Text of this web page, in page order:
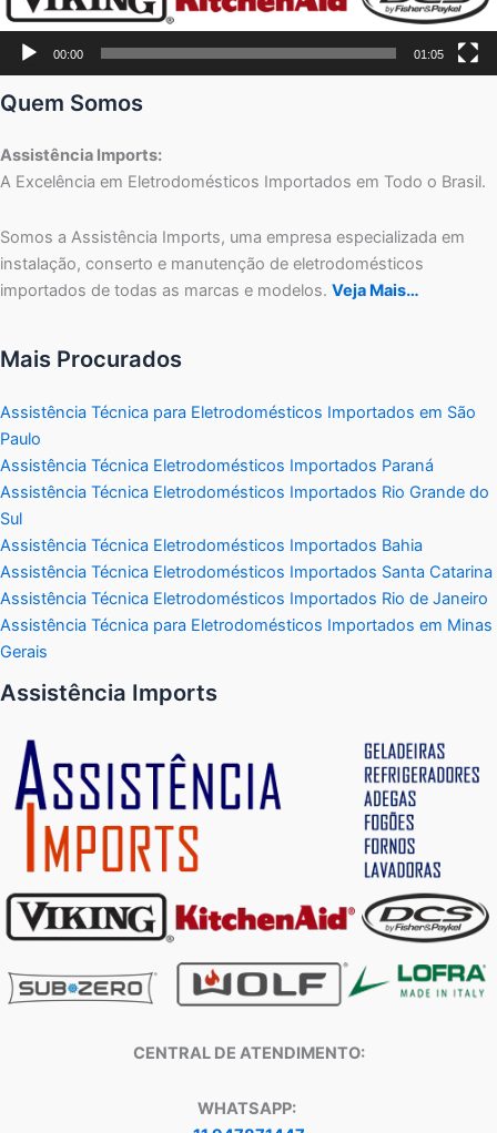
00:00 01:05
Quem Somos
Assistência Imports:
A Excelência em Eletrodomésticos Importados em Todo o Brasil.
Somos a Assistência Imports, uma empresa especializada em
instalação, conserto e manutenção de eletrodomésticos
importados de todas as marcas e modelos. Veja Mais…
Mais Procurados
Assistência Técnica para Eletrodomésticos Importados em São
Paulo
Assistência Técnica Eletrodomésticos Importados Paraná
Assistência Técnica Eletrodomésticos Importados Rio Grande do
Sul
Assistência Técnica Eletrodomésticos Importados Bahia
Assistência Técnica Eletrodomésticos Importados Santa Catarina
Assistência Técnica Eletrodomésticos Importados Rio de Janeiro
Assistência Técnica para Eletrodomésticos Importados em Minas
Gerais
Assistência Imports
CENTRAL DE ATENDIMENTO:
WHATSAPP: